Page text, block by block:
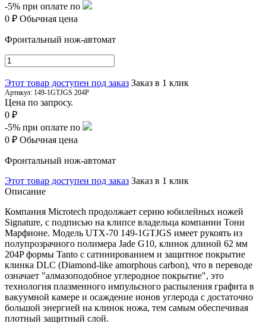
-5% при оплате по
0 ₽ Обычная цена
Фронтальный нож-автомат
Этот товар доступен под заказ Заказ в 1 клик
Артикул: 149-1GTJGS 204P
Цена по запросу.
0 ₽
-5% при оплате по
0 ₽ Обычная цена
Фронтальный нож-автомат
Этот товар доступен под заказ Заказ в 1 клик
Описание
Компания Microtech продолжает серию юбилейных ножей
Signature, с подписью на клипсе владельца компании Тони
Марфионе. Модель UTX-70 149-1GTJGS имеет рукоять из
полупрозрачного полимера Jade G10, клинок длиной 62 мм
204P формы Tanto с сатинированием и защитное покрытие
клинка DLC (Diamond-like amorphous carbon), что в переводе
означает "алмазоподобное углеродное покрытие", это
технология плазменного импульсного распыления графита в
вакуумной камере и осаждение ионов углерода с достаточно
большой энергией на клинок ножа, тем самым обеспечивая
плотный защитный слой.